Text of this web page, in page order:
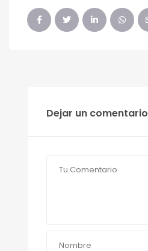
Dejar un comentario